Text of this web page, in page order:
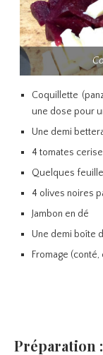
Coquillette
une dose pour
Une demi
4 tomates
Quelques
4 olives noires
Jambon en dé
Une demi boîte
Fromage (conté,
Préparation :